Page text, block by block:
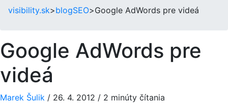
visibility.sk>blogSEO>Google AdWords pre videá
Google AdWords pre
videá
Marek Šulik / 26. 4. 2012 / 2 minúty čítania